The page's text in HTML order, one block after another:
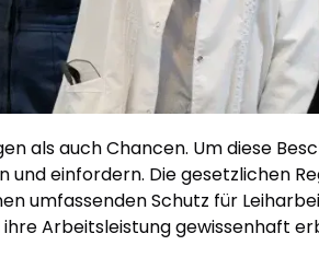
als auch Chancen. Um diese
einfordern. Die gesetzlichen
umfassenden Schutz für
Arbeitsleistung gewissenhaft